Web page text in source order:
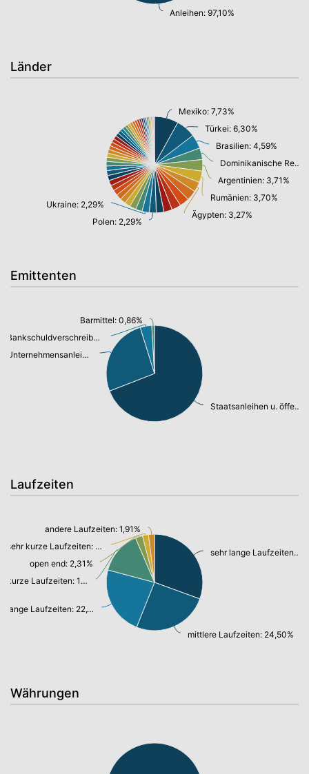
Anleihen: 97,10%
Länder
Mexiko: 7,73%
Türkei: 6,30%
Brasilien: 4,59%
Dominikanische Republik: 3,74%
Argentinien: 3,71%
Rumänien: 3,70%
Ägypten: 3,27%
Polen: 2,29%
Ukraine: 2,29%
Emittenten
Staatsanleihen u. öffentl.Anleihen: 66,38%
Unternehmensanleihen: 25,09%
Bankschuldverschreibung: 3,73%
Barmittel: 0,86%
Laufzeiten
sehr lange Laufzeiten: 29,34%
mittlere Laufzeiten: 24,50%
lange Laufzeiten: 22,19%
kurze Laufzeiten: 13,85%
open end: 2,31%
sehr kurze Laufzeiten: 1,95%
andere Laufzeiten: 1,91%
Währungen